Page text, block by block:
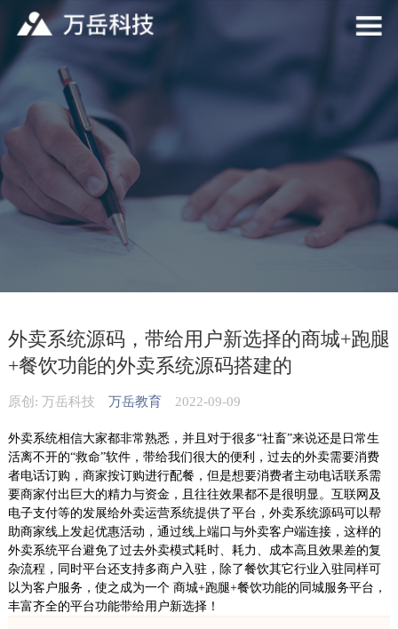
外卖系统源码，带给用户新选择的商城+跑腿
+餐饮功能的外卖系统源码搭建的
原创: 万岳科技 万岳教育2022-09-09
外卖系统相信大家都非常熟悉，并且对于很多“社畜”来说还是日常生
活离不开的“救命”软件，带给我们很大的便利，过去的外卖需要消费
者电话订购，商家按订购进行配餐，但是想要消费者主动电话联系需
要商家付出巨大的精力与资金，且往往效果都不是很明显。互联网及
电子支付等的发展给外卖运营系统提供了平台，外卖系统源码可以帮
助商家线上发起优惠活动，通过线上端口与外卖客户端连接，这样的
外卖系统平台避免了过去外卖模式耗时、耗力、成本高且效果差的复
杂流程，同时平台还支持多商户入驻，除了餐饮其它行业入驻同样可
以为客户服务，使之成为一个 商城+跑腿+餐饮功能的同城服务平台，
丰富齐全的平台功能带给用户新选择！